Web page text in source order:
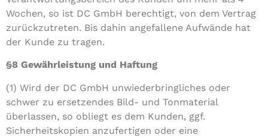
Wochen, so ist DC GmbH berechtigt, von dem Vertrag
zurückzutreten. Bis dahin angefallene Aufwände hat
der Kunde zu tragen.
§8 Gewährleistung und Haftung
(1) Wird der DC GmbH unwiederbringliches oder
schwer zu ersetzendes Bild- und Tonmaterial
überlassen, so obliegt es dem Kunden, ggf.
Sicherheitskopien anzufertigen oder eine